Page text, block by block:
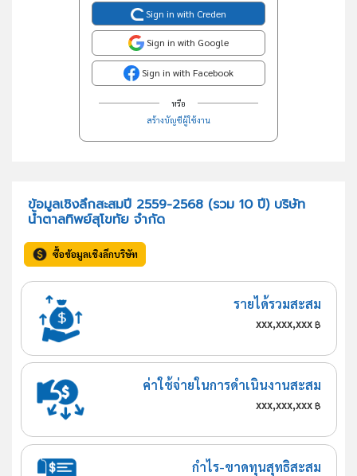
Sign in with Creden
Sign in with Google
Sign in with Facebook
หรือ
สร้างบัญชีผู้ใช้งาน
ข้อมูลเชิงลึกสะสมปี 2559-2568 (รวม 10 ปี) บริษัท
น้ำตาลทิพย์สุโขทัย จำกัด
ซื้อข้อมูลเชิงลึกบริษัท
รายได้รวมสะสม
xxx,xxx,xxx฿
ค่าใช้จ่ายในการดำเนินงานสะสม
xxx,xxx,xxx฿
กำไร-ขาดทุนสุทธิสะสม